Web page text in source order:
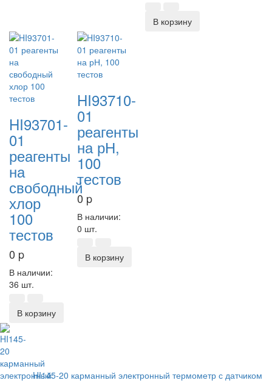
В корзину
HI93701-
01
реагенты
на
свободный
хлор
100
тестов
0 p
В наличии:
36 шт.
В корзину
HI93710-
01
реагенты
на рН,
100
тестов
0 p
В наличии:
0 шт.
В корзину
HI145-20 карманный электронный термометр с датчиком